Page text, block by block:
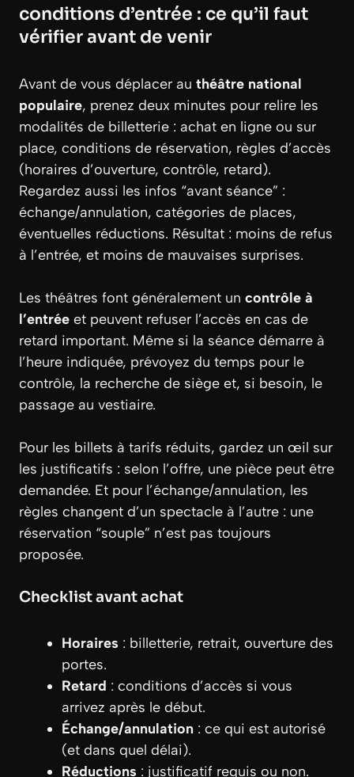
conditions d’entrée : ce qu’il faut
vérifier avant de venir
Avant de vous déplacer au théâtre national
populaire, prenez deux minutes pour relire les
modalités de billetterie : achat en ligne ou sur
place, conditions de réservation, règles d’accès
(horaires d’ouverture, contrôle, retard).
Regardez aussi les infos “avant séance” :
échange/annulation, catégories de places,
éventuelles réductions. Résultat : moins de refus
à l’entrée, et moins de mauvaises surprises.
Les théâtres font généralement un contrôle à
l’entrée et peuvent refuser l’accès en cas de
retard important. Même si la séance démarre à
l’heure indiquée, prévoyez du temps pour le
contrôle, la recherche de siège et, si besoin, le
passage au vestiaire.
Pour les billets à tarifs réduits, gardez un œil sur
les justificatifs : selon l’offre, une pièce peut être
demandée. Et pour l’échange/annulation, les
règles changent d’un spectacle à l’autre : une
réservation “souple” n’est pas toujours
proposée.
Checklist avant achat
Horaires : billetterie, retrait, ouverture des
portes.
Retard : conditions d’accès si vous
arrivez après le début.
Échange/annulation : ce qui est autorisé
(et dans quel délai).
Réductions : justificatif requis ou non.